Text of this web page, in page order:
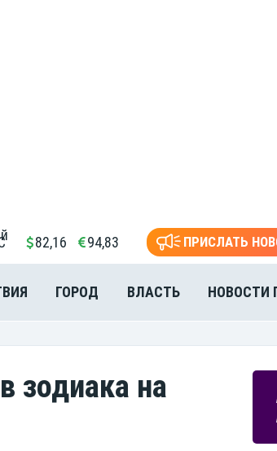
82,16 94,83 ПРИСЛАТЬ
ГОРОД ВЛАСТЬ НОВОСТИ
зодиака на